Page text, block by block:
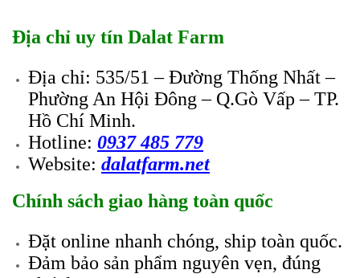
Địa chỉ uy tín Dalat Farm
Địa chỉ: 535/51 – Đường Thống Nhất –
Phường An Hội Đông – Q.Gò Vấp – TP.
Hồ Chí Minh.
Hotline: 0937 485 779
Website: dalatfarm.net
Chính sách giao hàng toàn quốc
Đặt online nhanh chóng, ship toàn quốc.
Đảm bảo sản phẩm nguyên vẹn, đúng